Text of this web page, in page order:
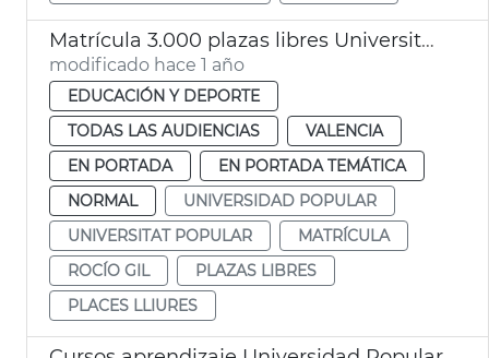
Matrícula 3.000 plazas libres Universitat Popular
modificado hace 1 año
EDUCACIÓN Y DEPORTE
TODAS LAS AUDIENCIAS
VALENCIA
EN PORTADA
EN PORTADA TEMÁTICA
NORMAL
UNIVERSIDAD POPULAR
UNIVERSITAT POPULAR
MATRÍCULA
ROCÍO GIL
PLAZAS LIBRES
PLACES LLIURES